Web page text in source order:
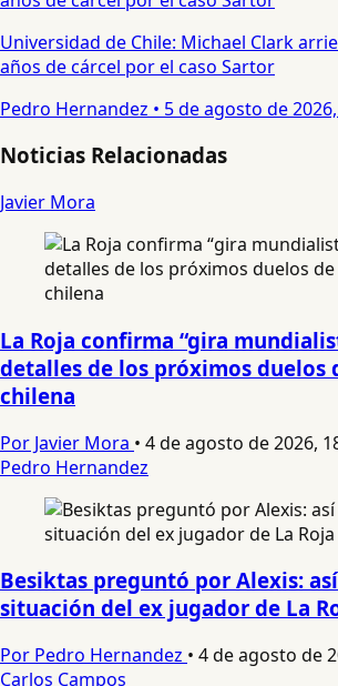
Universidad de Chile: Michael Clark
años de cárcel por el caso Sartor
Pedro Hernandez • 5 de agosto de
Noticias Relacionadas
Javier Mora
La Roja confirma “gira
detalles de los próximos duelos
chilena
Por Javier Mora • 4 de agosto de 2026,
Pedro Hernandez
Besiktas preguntó por Alexis:
situación del ex jugador de La
Por Pedro Hernandez • 4 de agosto de
Carlos Campos